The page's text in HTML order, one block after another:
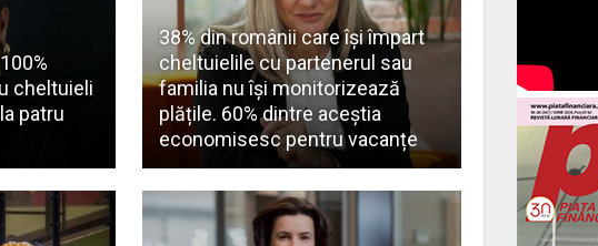
cheltuieli
patru
38% din românii care își împart
cheltuielile cu partenerul sau
familia nu își monitorizează
plățile. 60% dintre aceștia
economisesc pentru vacanțe